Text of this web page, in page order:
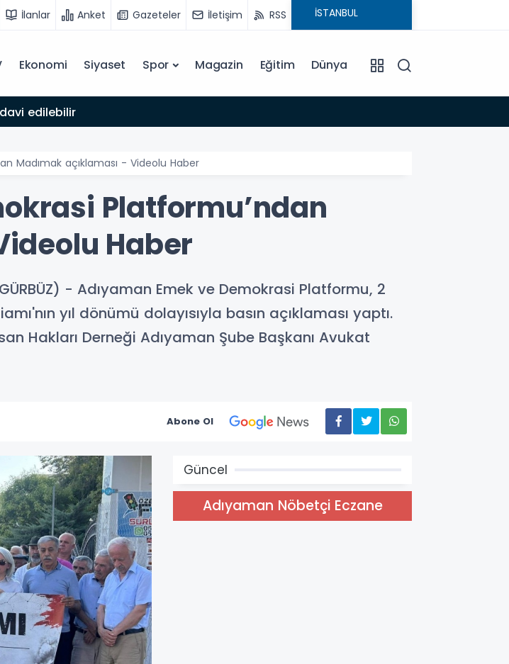
İlanlar Anket Gazeteler İletişim RSS
Ekonomi Siyaset Spor Magazin Eğitim Dünya
edilebilir
Madımak açıklaması - Videolu Haber
Platformu’ndan
Haber
- Adıyaman Emek ve Demokrasi Platformu, 2
yıl dönümü dolayısıyla basın açıklaması yaptı.
Hakları Derneği Adıyaman Şube Başkanı Avukat
Abone Ol
Güncel
Adıyaman Nöbetçi Eczane